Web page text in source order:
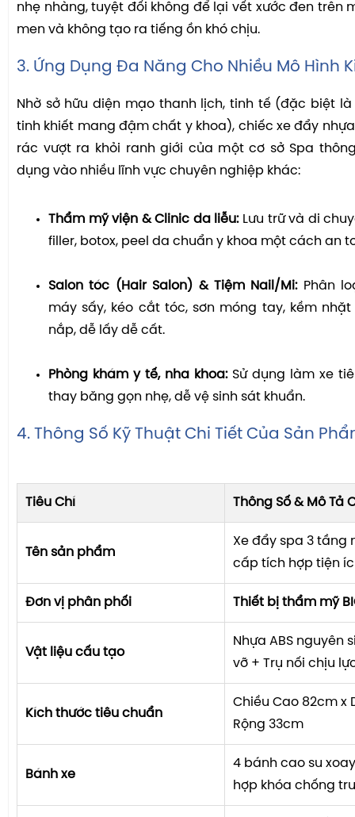
nhẹ nhàng, tuyệt đối không để lại vết xước đen trên
men và không tạo ra tiếng ồn khó chịu.
3. Ứng Dụng Đa Năng Cho Nhiều Mô Hình
Nhờ sở hữu diện mạo thanh lịch, tinh tế (đặc biệt
tinh khiết mang đậm chất y khoa), chiếc xe đẩy
rác vượt ra khỏi ranh giới của một cơ sở Spa
dụng vào nhiều lĩnh vực chuyên nghiệp khác:
Thẩm mỹ viện & Clinic da liễu:Lưu trữ và di
filler, botox, peel da chuẩn y khoa một cách an
Salon tóc (Hair Salon) & Tiệm Nail/Mi:Phân
máy sấy, kéo cắt tóc, sơn móng tay, kềm
nắp, dễ lấy dễ cất.
Phòng khám y tế, nha khoa:Sử dụng làm xe
thay băng gọn nhẹ, dễ vệ sinh sát khuẩn.
4. Thông Số Kỹ Thuật Chi Tiết Của Sản
Tiêu Chí Thông Số & Mô Tả
Tên sản phẩm
Xe đẩy spa 3 tầng
cấp tích hợp tiện
Đơn vị phân phối Thiết bị thẩm mỹ
Vật liệu cấu tạo
Nhựa ABS nguyên
vỡ + Trụ nối chịu
Kích thước tiêu chuẩn
Chiều Cao 82cm x
Rộng 33cm
Bánh xe
4 bánh cao su
hợp khóa chống